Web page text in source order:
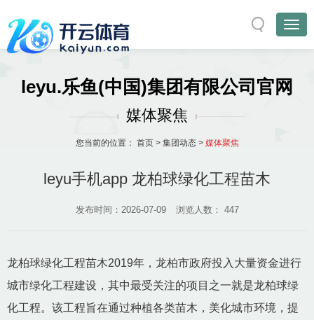
leyu.乐鱼(中国)集团有限公司官网
媒体聚焦
您当前的位置： 首页> 集团动态> 媒体聚焦
leyu手机app 龙柏球绿化工程苗木
发布时间：2026-07-09 浏览人数： 447
龙柏球绿化工程苗木2019年，龙柏市政府投入大量资金进行
城市绿化工程建设，其中最受关注的项目之一就是龙柏球绿
化工程。该工程旨在通过种植各类苗木，美化城市环境，提